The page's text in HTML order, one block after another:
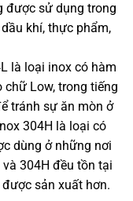
được sử dụng trong
khí, thực phẩm,
là loại inox có hàm
chữ Low, trong tiếng
tránh sự ăn mòn ở
304H là loại có
dùng ở những nơi
304H đều tồn tại
sản xuất hơn.